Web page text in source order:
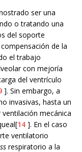
ser una
o tratando una
del soporte
de la
el trabajo
con mejoría
del ventrículo
]. Sin embargo, a
invasivas, hasta un
mecánica
14 ]. En el caso
ventilatorio
respiratorio a la